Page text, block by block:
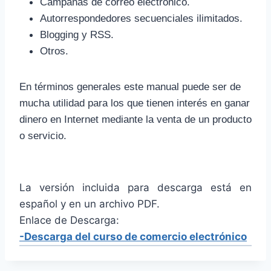
Autorrespondedores secuenciales ilimitados.
Blogging y RSS.
Otros.
En términos generales este manual puede ser de
mucha utilidad para los que tienen interés en ganar
dinero en Internet mediante la venta de un producto
o servicio.
La versión incluida para descarga está en
español y en un archivo PDF.
Enlace de Descarga:
-Descarga del curso de comercio electrónico